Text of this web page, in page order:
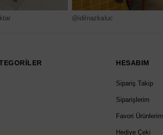
@idilnazkaluc
HESABIM
Sipariş Takip
Siparişlerim
Favori Ürünlerim
Hediye Çeki